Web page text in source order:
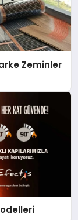
Zeminler